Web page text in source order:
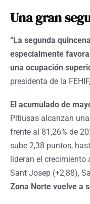
Una gran
“La segunda
especialmente
una ocupación
presidenta de la
El acumulado de
Pitiusas alcanzan
frente al 81,26% de
sube 2,38 puntos,
lideran el crecimiento
Sant Josep (+2,88),
Zona Norte vuelve a